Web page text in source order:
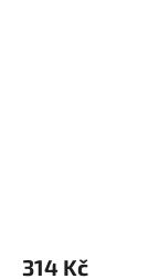
314 Kč